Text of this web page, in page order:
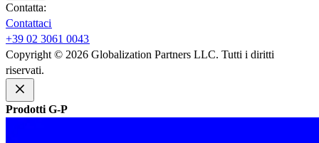
Contatta:​​
Contattaci​​
+39 02 3061 0043​​
Copyright © 2026 Globalization Partners LLC. Tutti i diritti
riservati.​​
Prodotti G-P​​